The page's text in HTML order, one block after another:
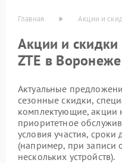
Главная Акции и
Акции и скидки
ZTE в Воронеже
Актуальные
сезонные скидки,
комплектующие, акции
приоритетное
условия участия, сроки
(например, при записи
нескольких устройств).